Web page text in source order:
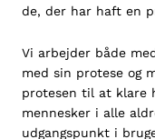
de, der har haft en
Vi arbejder både
med sin protese og
protesen til at klare
mennesker i alle
udgangspunkt i